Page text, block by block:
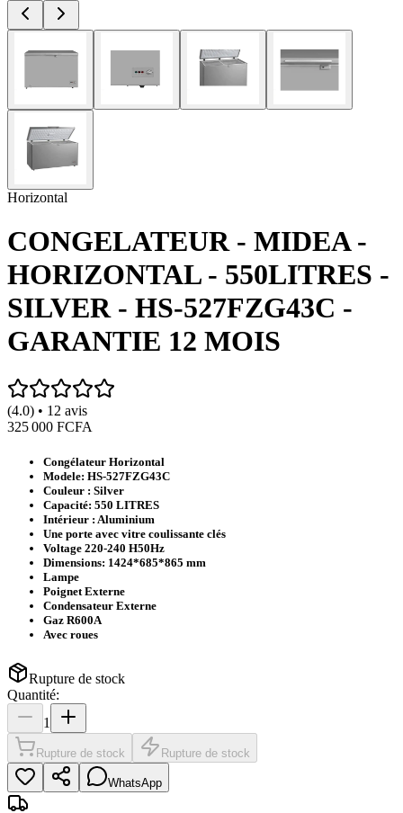
Horizontal
CONGELATEUR - MIDEA -
HORIZONTAL - 550LITRES -
SILVER - HS-527FZG43C -
GARANTIE 12 MOIS
(4.0) • 12 avis
325 000 FCFA
Congélateur Horizontal
Modele: HS-527FZG43C
Couleur : Silver
Capacité: 550 LITRES
Intérieur : Aluminium
Une porte avec vitre coulissante clés
Voltage 220-240 H50Hz
Dimensions: 1424*685*865 mm
Lampe
Poignet Externe
Condensateur Externe
Gaz R600A
Avec roues
Rupture de stock
Quantité:
1
Rupture de stock Rupture de stock
WhatsApp